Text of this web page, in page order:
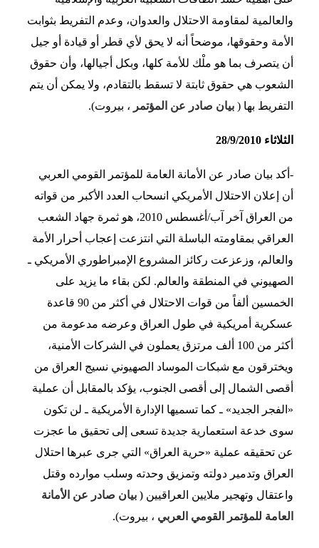
والعالمية لمقاومة الاحتلال والعدوان، وعدم التفريط بثوابت
الأمة وحقوقها، موضحاً أنه لا يحق لأي قطر أو قيادة أو جيل
أن يتصرف بما هو ملْك للأمة كلها، وبكل أجيالها، وأن حقوق
الشعوب هي حقوق ثابتة لا تسقط بالتقادم، ولا يمكن أن يتم
التفريط بها ( بيان صادر عن المؤتمر ، بيروت).
الثلاثاء 28/9/2010
-أكد بيان صادر عن الأمانة العامة للمؤتمر القومي العربي
أن إعلان الاحتلال الأمريكي انسحاب العدد الأكبر من قواته
من العراق آخر آب/أغسطس 2010، هو ثمرة جهاد الشعب
العراقي بمقاومته الباسلة التي انتزعت إعجاب أحرار الأمة
والعالم، وزعزعت ركائز المشروع الإمبراطوري الأمريكي ـ
الصهيوني في المنطقة والعالم. لكن بقاء ما يزيد على
الخمسين ألفاً من قوات الاحتلال في أكثر من 90 قاعدة
عسكرية أمريكية في طول العراق وعرضه مدعومة من
أكثر من 100 ألف مرتزق يعملون في الشركات الأمنية،
ويخترقون مع شبكات الموساد الصهيوني نسيج العراق من
أقصى الشمال إلى أقصى الجنوب، يؤكد بالمقابل أن عملية
«الفجر الجديد» ـ كما تسميها الإدارة الأمريكية ـ لن تكون
سوى خدعة استعمارية جديدة تسعى إلى تحقيق ما عجزت
عن تحقيقه عملية «حرية العراق» التي جرى عبرها احتلال
العراق وتدمير دولته وتمزيق وحدته وسلب موارده وقتل
واعتقال وتهجير ملايين العراقيين ( بيان صادر عن الأمانة
العامة للمؤتمر القومي العربي ، بيروت).